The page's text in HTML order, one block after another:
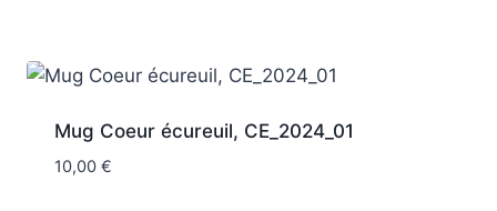
Mug Coeur écureuil, CE_2024_01
10,00 €